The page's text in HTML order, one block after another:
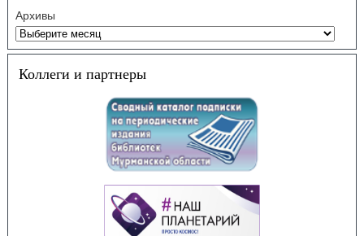
Архивы
Коллеги и партнеры